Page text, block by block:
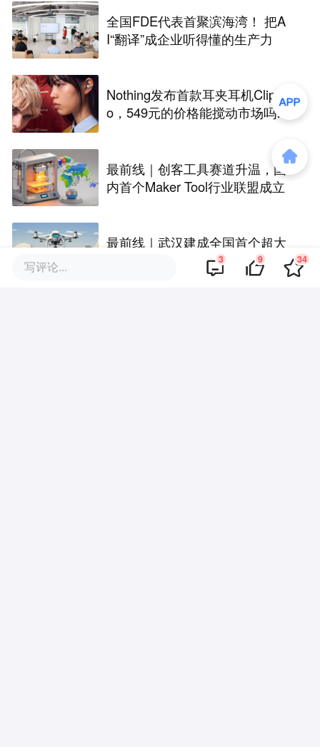
全国FDE代表首聚滨海湾！ 把A
I“翻译”成企业听得懂的生产力
Nothing发布首款耳夹耳机Clip Pr
o，549元的价格能搅动市场吗？
最前线｜创客工具赛道升温，国
内首个Maker Tool行业联盟成立
最前线｜武汉建成全国首个超大
城市全域低空遥感监测网络，146
座无人机机场构建“城市智眼”
写评论... 3 9 34